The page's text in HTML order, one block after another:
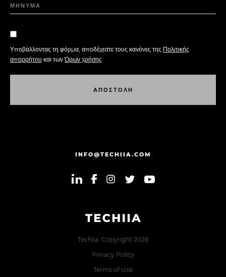
Techiia. Copyright 2026
Privacy Policy
Terms of Use
ΜΗΝΥΜΑ
Υποβάλλοντας τη φόρμα, αποδέχεστε τους κανόνες της Πολιτικής
απορρήτου και τωνΌρων χρήσης
ΑΠΟ ΣΤΟ ΛΗ
INFO@TECHIIA.COM